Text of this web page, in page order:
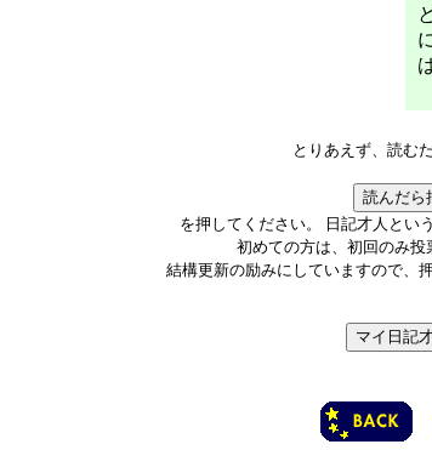
とりあえず、読む
を押してください。 日記才人とい
初めての方は、初回のみ投
結構更新の励みにしていますので、